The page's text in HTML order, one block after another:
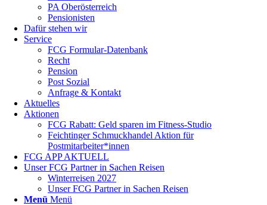
PA Oberösterreich
Pensionisten
Dafür stehen wir
Service
FCG Formular-Datenbank
Recht
Pension
Post Sozial
Anfrage & Kontakt
Aktuelles
Aktionen
FCG Rabatt: Geld sparen im Fitness-Studio
Feichtinger Schmuckhandel Aktion für
Postmitarbeiter*innen
FCG APP AKTUELL
Unser FCG Partner in Sachen Reisen
Winterreisen 2027
Unser FCG Partner in Sachen Reisen
Menü Menü